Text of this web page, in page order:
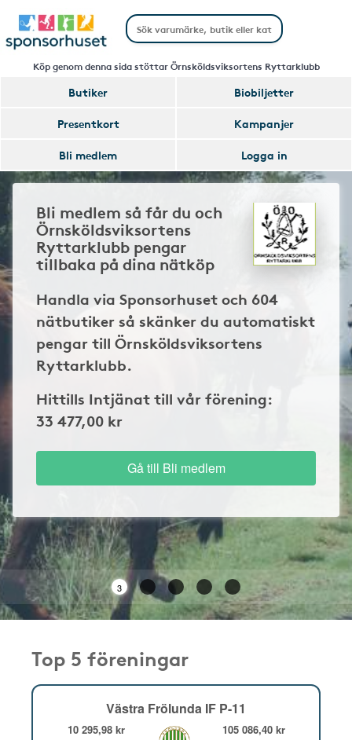
Köp genom denna sida stöttar Örnsköldsviksortens Ryttarklubb
Butiker
Biobiljetter
Presentkort
Kampanjer
Bli medlem
Logga in
Bli medlem så får du och
Örnsköldsviksortens
Ryttarklubb pengar
tillbaka på dina nätköp
Handla via Sponsorhuset och 604
nätbutiker så skänker du automatiskt
pengar till Örnsköldsviksortens
Ryttarklubb.
Hittills Intjänat till vår förening:
33 477,00 kr
Gå till Bli medlem
3
Top 5 föreningar
Västra Frölunda IF P-11
10 295,98 kr 105 086,40 kr